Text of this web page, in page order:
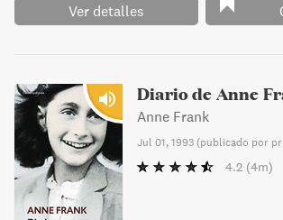
Ver detalles
Diario de Anne
Anne Frank
Jul 01, 1993 (publicado por
4.2 (4m)